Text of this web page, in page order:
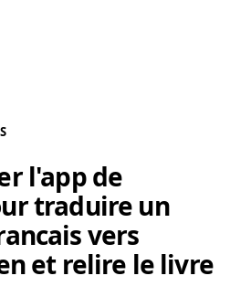
l'app de
traduire un
vers
et relire le livre